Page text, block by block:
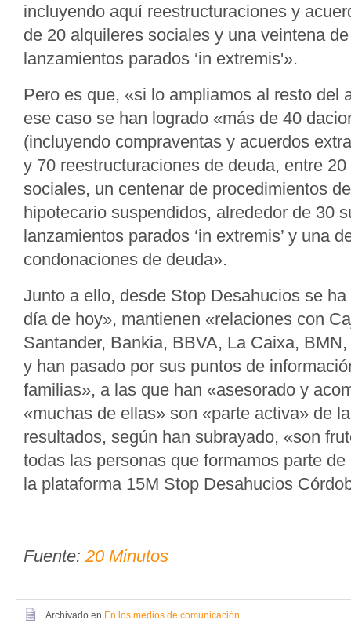
incluyendo aquí reestructuraciones y
de 20 alquileres sociales y una veintena
lanzamientos parados ‘in extremis'».
Pero es que, «si lo ampliamos al resto del
ese caso se han logrado «más de 40
(incluyendo compraventas y acuerdos
y 70 reestructuraciones de deuda, entre
sociales, un centenar de procedimientos
hipotecario suspendidos, alrededor de 30
lanzamientos parados ‘in extremis’ y una
condonaciones de deuda».
Junto a ello, desde Stop Desahucios se
día de hoy», mantienen «relaciones con
Santander, Bankia, BBVA, La Caixa,
y han pasado por sus puntos de
familias», a las que han «asesorado y
«muchas de ellas» son «parte activa» de
resultados, según han subrayado, «son
todas las personas que formamos parte
la plataforma 15M Stop Desahucios
Fuente: 20 Minutos
Archivado en En los medios de comunicación